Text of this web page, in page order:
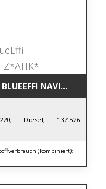
MERCEDES-BENZ GLK 220 CDI
Diesel, 137.526
(kombiniert):